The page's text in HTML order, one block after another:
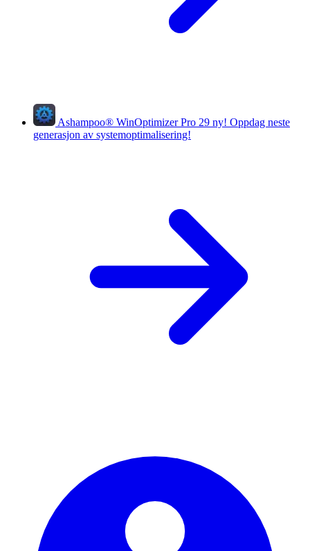
Ashampoo® WinOptimizer Pro 29 ny! Oppdag neste
generasjon av systemoptimalisering!